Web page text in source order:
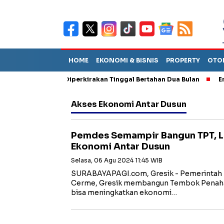
HOME EKONOMI & BISNIS PROPERTY
Sebut TPA Diperkirakan Tinggal Bertahan Dua Bulan
Akses Ekonomi Antar Dusun
Pemdes Semampir Bangun TPT,
Ekonomi Antar Dusun
Selasa, 06 Agu 2024 11:45 WIB
SURABAYAPAGI.com, Gresik -
Cerme, Gresik membangun Tembok
bisa meningkatkan ekonomi…